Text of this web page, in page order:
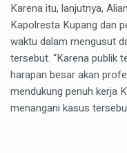
Karena itu, lanjutnya,
Kapolresta Kupang dan
waktu dalam mengusut
tersebut. “Karena publik
harapan besar akan
mendukung penuh kerja
menangani kasus